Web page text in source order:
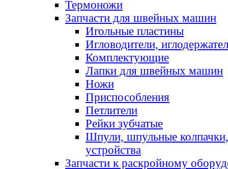
Термоножи
Запчасти для швейных машин
Игольные пластины
Игловодители,
Комплектующие
Лапки для швейных машин
Ножи
Приспособления
Петлители
Рейки зубчатые
Шпули, шпульные
устройства
Запчасти к раскройному